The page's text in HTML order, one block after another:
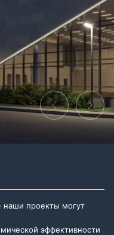
наши проекты могут
эффективности